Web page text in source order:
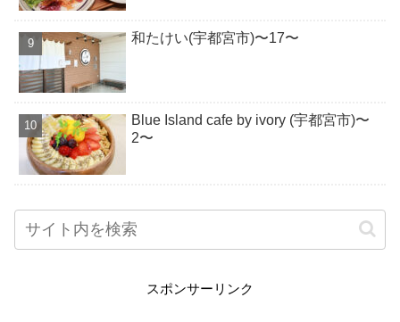
和たけい(宇都宮市)〜17〜
Blue Island cafe by ivory (宇都宮市)〜
2〜
スポンサーリンク